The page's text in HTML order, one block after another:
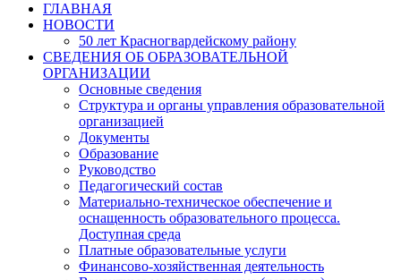
ГЛАВНАЯ
НОВОСТИ
50 лет Красногвардейскому району
СВЕДЕНИЯ ОБ ОБРАЗОВАТЕЛЬНОЙ
ОРГАНИЗАЦИИ
Основные сведения
Структура и органы управления образовательной
организацией
Документы
Образование
Руководство
Педагогический состав
Материально-техническое обеспечение и
оснащенность образовательного процесса.
Доступная среда
Платные образовательные услуги
Финансово-хозяйственная деятельность